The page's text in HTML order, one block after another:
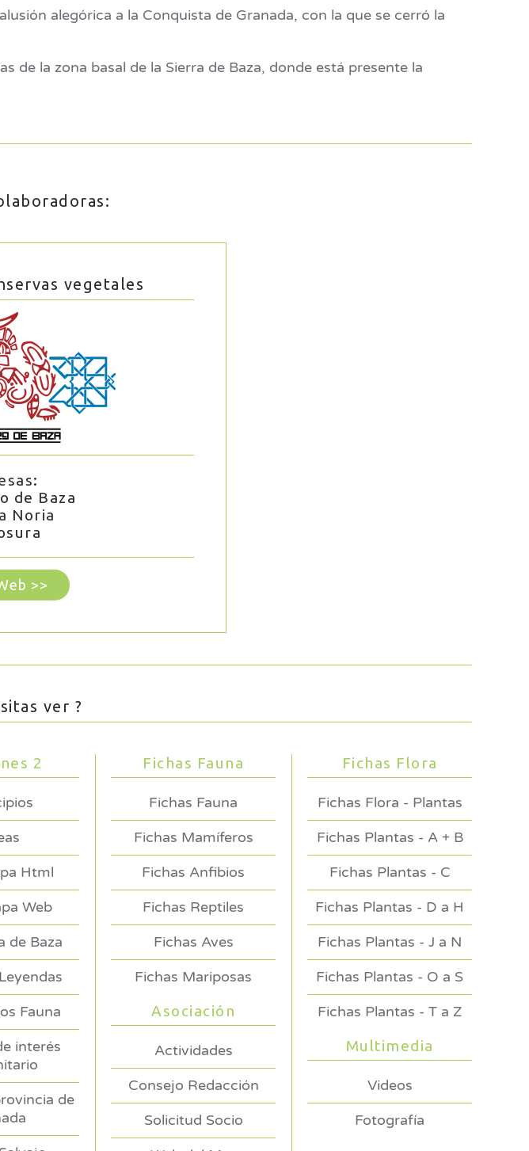
alegórica a la Conquista de Granada, con la que se cerró la
de la zona basal de la Sierra de Baza, donde está presente la
vegetales
de Baza
Noria
>>
ver ?
2
Html
Web
de Baza
Fauna
interés
de
Fichas Fauna
Fichas Fauna
Fichas Mamíferos
Fichas Anfibios
Fichas Reptiles
Fichas Aves
Fichas Mariposas
Asociación
Actividades
Consejo Redacción
Solicitud Socio
Fichas Flora
Fichas Flora - Plantas
Fichas Plantas - A + B
Fichas Plantas - C
Fichas Plantas - D a H
Fichas Plantas - J a N
Fichas Plantas - O a S
Fichas Plantas - T a Z
Multimedia
Videos
Fotografía